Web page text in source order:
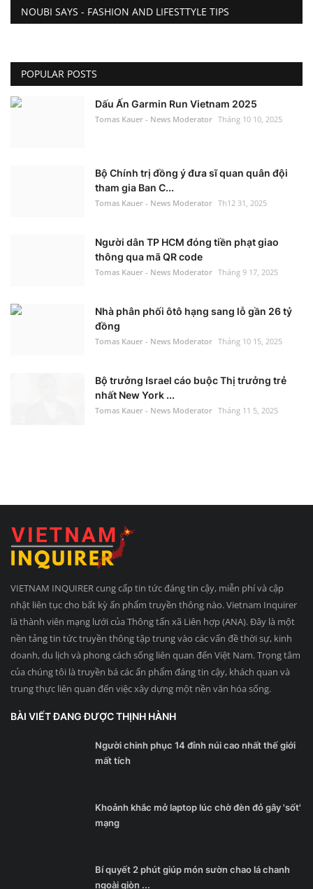
NOUBI SAYS - FASHION AND LIFESTTYLE TIPS
POPULAR POSTS
Dấu Ấn Garmin Run Vietnam 2025
Tomas Kauer - News Moderator Tháng 10 10, 2025
Bộ Chính trị đồng ý đưa sĩ quan quân đội
tham gia Ban C...
Tomas Kauer - News Moderator Th12 31, 2025
Người dân TP HCM đóng tiền phạt giao
thông qua mã QR code
Tomas Kauer - News Moderator Tháng 9 17, 2025
Nhà phân phối ôtô hạng sang lỗ gần 26 tỷ
đồng
Tomas Kauer - News Moderator Tháng 10 15, 2025
Bộ trưởng Israel cáo buộc Thị trưởng trẻ
nhất New York ...
Tomas Kauer - News Moderator Tháng 11 5, 2025
VIETNAM INQUIRER cung cấp tin tức đáng tin cậy, miễn phí và cập
nhật liên tục cho bất kỳ ấn phẩm truyền thông nào. Vietnam Inquirer
là thành viên mạng lưới của Thông tấn xã Liên hợp (ANA). Đây là một
nền tảng tin tức truyền thông tập trung vào các vấn đề thời sự, kinh
doanh, du lịch và phong cách sống liên quan đến Việt Nam. Trọng tâm
của chúng tôi là truyền bá các ấn phẩm đáng tin cậy, khách quan và
trung thực liên quan đến việc xây dựng một nền văn hóa sống.
BÀI VIẾT ĐANG ĐƯỢC THỊNH HÀNH
Người chinh phục 14 đỉnh núi cao nhất thế giới
mất tích
Khoảnh khắc mở laptop lúc chờ đèn đỏ gây 'sốt'
mạng
Bí quyết 2 phút giúp món sườn chao lá chanh
ngoài giòn ...